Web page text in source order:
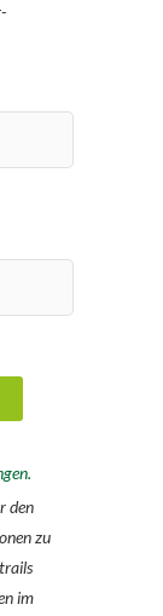
den
zu
im